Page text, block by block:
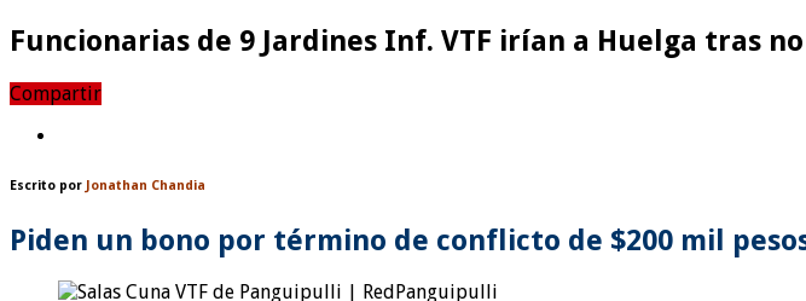
Funcionarias de 9 Jardines Inf. VTF irían a Huelga tras
Compartir
Escrito por Jonathan Chandia
Piden un bono por término de conflicto de $200 mil